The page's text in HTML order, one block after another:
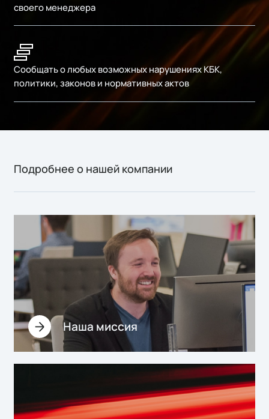
своего менеджера
Сообщать о любых возможных нарушениях КБК,
политики, законов и нормативных актов
Подробнее о нашей компании
Наша миссия